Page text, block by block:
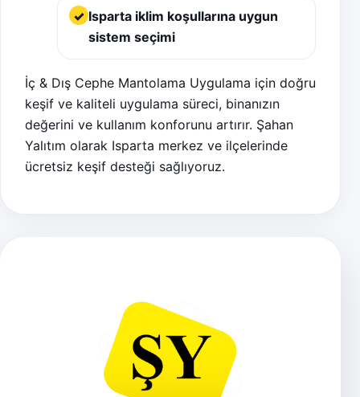
Isparta iklim koşullarına uygun
sistem seçimi
İç & Dış Cephe Mantolama Uygulama için doğru
keşif ve kaliteli uygulama süreci, binanızın
değerini ve kullanım konforunu artırır. Şahan
Yalıtım olarak Isparta merkez ve ilçelerinde
ücretsiz keşif desteği sağlıyoruz.